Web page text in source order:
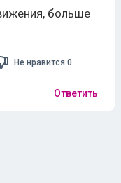
больше
Не нравится 0
Ответить